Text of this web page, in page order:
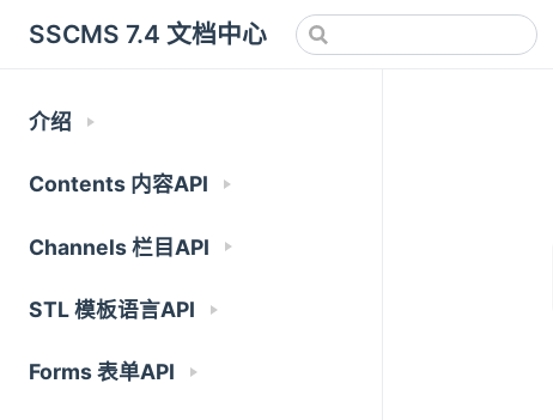
SSCMS 7.4 文档中心
介绍
Contents 内容API
Channels 栏目API
STL 模板语言API
Forms 表单API